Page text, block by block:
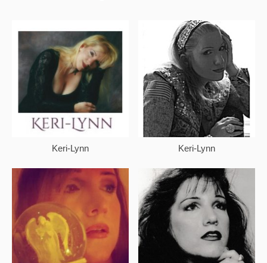
Keri-Lynn Keri-Lynn